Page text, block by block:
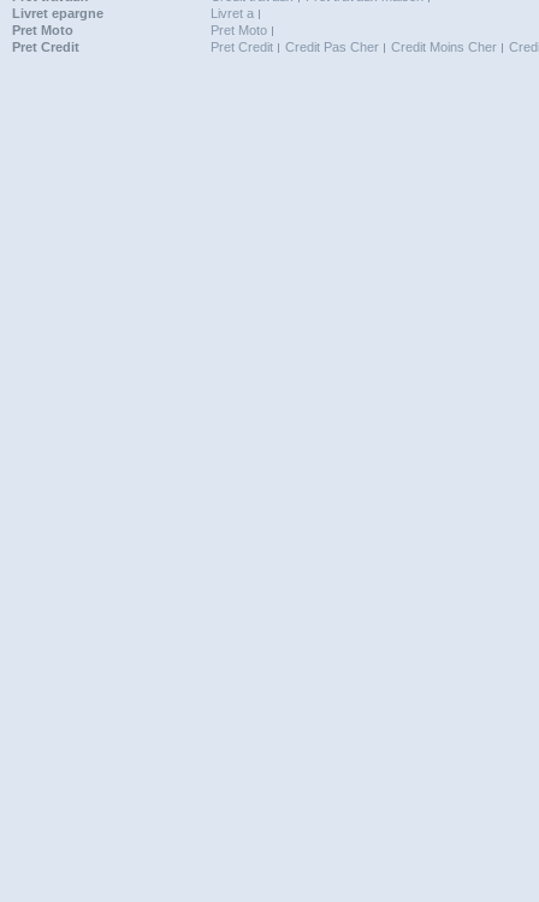
Livret epargne
Livret a
Pret Moto
Pret Moto
Pret Credit
Pret Credit Credit Pas Cher Credit Moins Cher